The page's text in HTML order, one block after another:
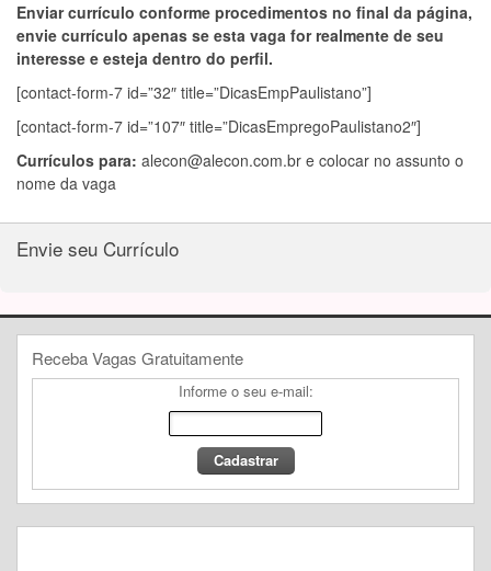
Enviar currículo conforme procedimentos no final da página,
envie currículo apenas se esta vaga for realmente de seu
interesse e esteja dentro do perfil.
[contact-form-7 id=”32″ title=”DicasEmpPaulistano”]
[contact-form-7 id=”107″ title=”DicasEmpregoPaulistano2″]
Currículos para: alecon@alecon.com.br e colocar no assunto o
nome da vaga
Envie seu Currículo
Receba Vagas Gratuitamente
Informe o seu e-mail: